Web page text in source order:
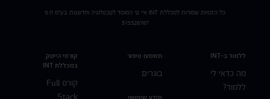
ללמוד ב-INT
מה כדאי לי
ללמוד?
תשמעו סיפור
בוגרים
קורסי הייטק
במכללת INT
קורס Full
Stack
כל הזכויות שמורות למכללת INT איי טי המוסד לטכנולוגיה וחדשנות בע"מ ח.פ
515326767